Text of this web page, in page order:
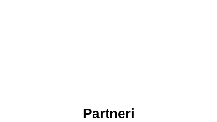
Partneri